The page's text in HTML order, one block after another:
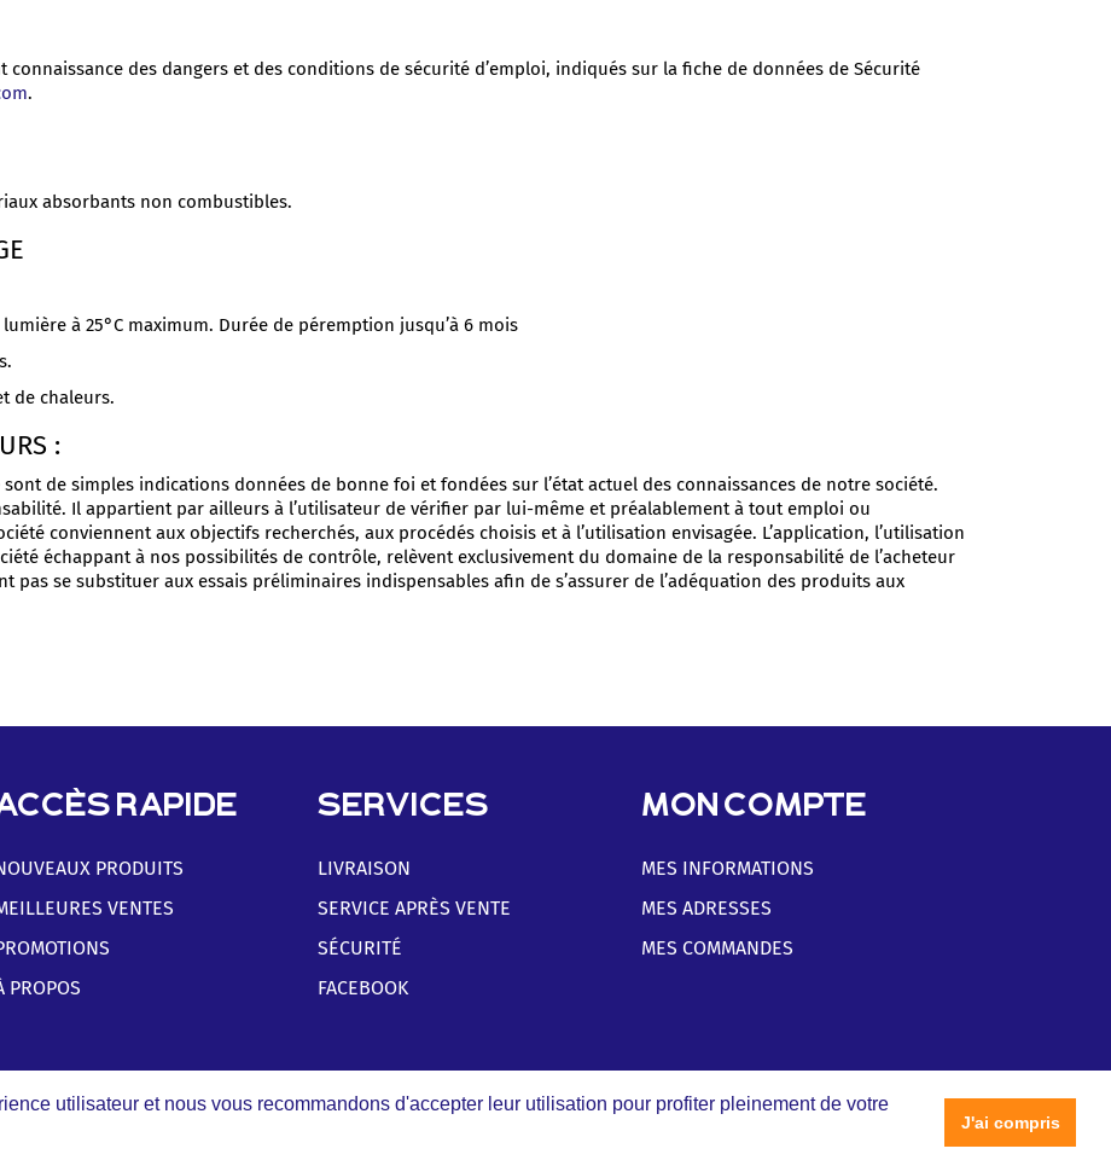
utilisateur et nous vous recommandons d'accepter leur utilisation pour profiter pleinement de votre
J'ai compris
des dangers et des conditions de sécurité d’emploi, indiqués sur la fiche de données de Sécurité
.
absorbants non combustibles.
à 25°C maximum. Durée de péremption jusqu’à 6 mois
de chaleurs.
:
de simples indications données de bonne foi et fondées sur l’état actuel des connaissances de notre société.
Il appartient par ailleurs à l’utilisateur de vérifier par lui-même et préalablement à tout emploi ou
conviennent aux objectifs recherchés, aux procédés choisis et à l’utilisation envisagée. L’application, l’utilisation
échappant à nos possibilités de contrôle, relèvent exclusivement du domaine de la responsabilité de l’acheteur
pas se substituer aux essais préliminaires indispensables afin de s’assurer de l’adéquation des produits aux
RAPIDE
PRODUITS
VENTES
PROPOS
SERVICES
LIVRAISON
SERVICE APRÈS VENTE
SÉCURITÉ
FACEBOOK
MON COMPTE
MES INFORMATIONS
MES ADRESSES
MES COMMANDES
réservés | Agence web 16h33